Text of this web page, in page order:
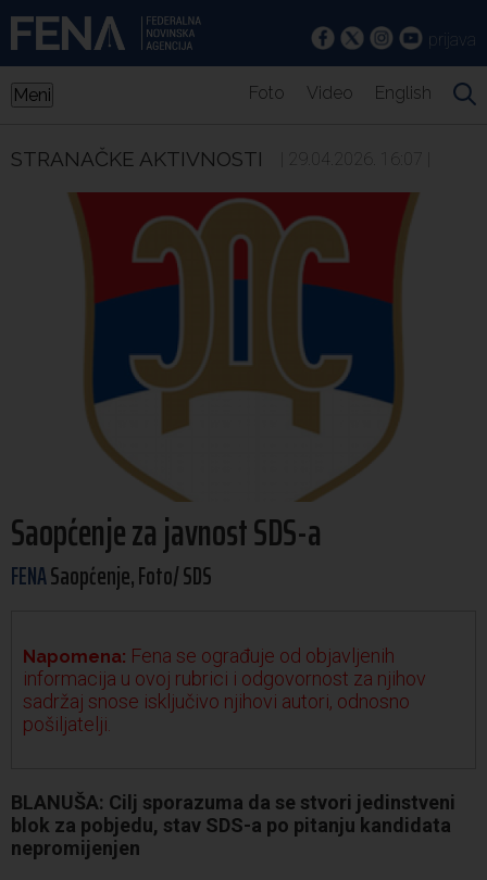
prijava
Meni Foto Video English
STRANAČKE AKTIVNOSTI | 29.04.2026. 16:07 |
Saopćenje za javnost SDS-a
FENASaopćenje, Foto/ SDS
Napomena: Fena se ograđuje od objavljenih
informacija u ovoj rubrici i odgovornost za njihov
sadržaj snose isključivo njihovi autori, odnosno
pošiljatelji.
BLANUŠA: Cilj sporazuma da se stvori jedinstveni
blok za pobjedu, stav SDS-a po pitanju kandidata
nepromijenjen